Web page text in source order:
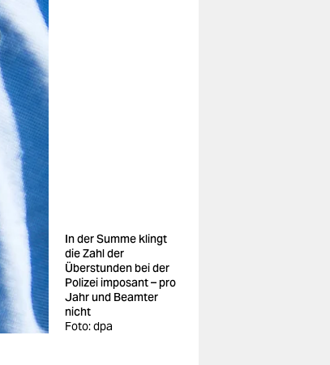
In der Summe klingt
die Zahl der
Überstunden bei der
Polizei imposant – pro
Jahr und Beamter
nicht
Foto: dpa